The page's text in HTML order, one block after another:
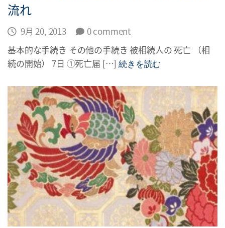
流れ
9月 20, 2013
0 comment
基本的な手続き その他の手続き 被相続人の 死亡 （相
続の開始） 7日 ①死亡届 […]続きを読む